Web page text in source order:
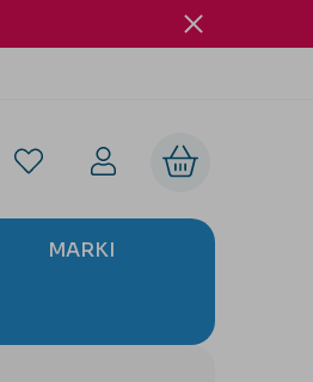
MARKI